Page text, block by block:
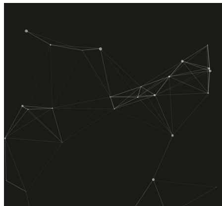
Mekanik Tesisat, Elektrik Tesisatı ve İnşaat sektöründe faaliyet
göstermekte olup müşteri memnuniyetini ilke edinmiştir. Tecrübeli
teknik kadrosuyla proje, mühendislik hizmetleri taahhüt konularında
Hizmetlerimiz
Ürünlerimiz
Projelerimiz
Termosifonlar